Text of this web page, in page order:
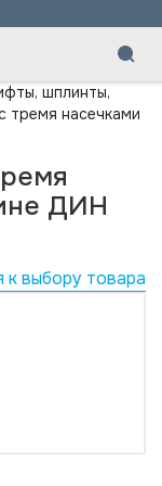
шплинты,
тремя насечками
ДИН
к выбору товара